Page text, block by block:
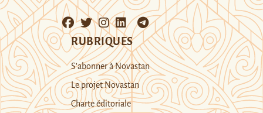
RUBRIQUES
S’abonner à Novastan
Le projet Novastan
Charte éditoriale